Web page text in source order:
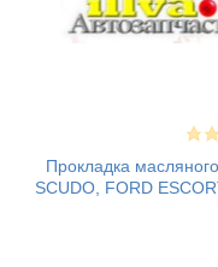
Прокладка
SCUDO, FORD